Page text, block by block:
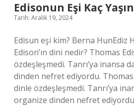
Edisonun Eşi Kaç
Tarih: Aralık 19, 2024
Edisun eşi kim? Berna HunEdiz
Edison’ın dini nedir? Thomas
özdeşleşmedi. Tanrı’ya inansa
dinden nefret ediyordu.
dinle özdeşleşmedi. Tanrı’ya
organize dinden nefret